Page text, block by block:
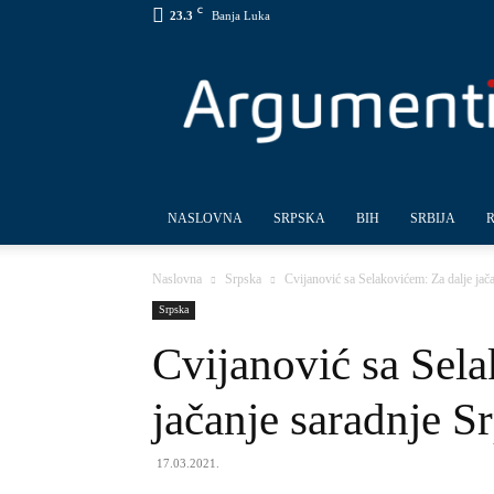
23.3 C Banja Luka
NASLOVNA SRPSKA BIH SRBIJA
Naslovna Srpska Cvijanović sa Selakovićem: Za dalje
Srpska
Cvijanović sa
jačanje saradnje
17.03.2021.